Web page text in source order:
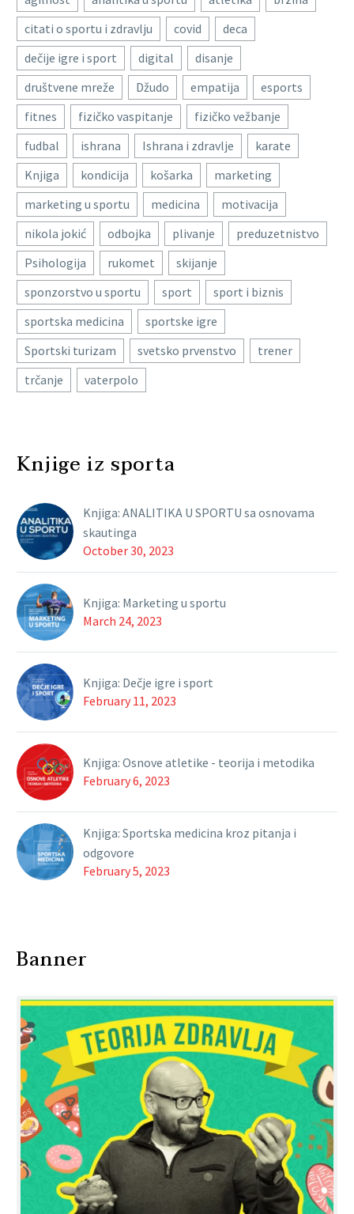
citati o sportu i zdravlju
covid
deca
dečije igre i sport
digital
disanje
društvene mreže
Džudo empatija
esports
fitnes
fizičko vaspitanje
fizičko vežbanje
fudbal
ishrana Ishrana i zdravlje
karate
Knjiga
kondicija košarka
marketing
marketing u sportu
medicina
motivacija
nikola jokić
odbojka plivanje
preduzetnistvo
Psihologija
rukomet
skijanje
sponzorstvo u sportu
sport
sport i biznis
sportska medicina
sportske igre
Sportski turizam
svetsko prvenstvo
trener
trčanje
vaterpolo
Knjige iz sporta
Knjiga: ANALITIKA U SPORTU sa osnovama
skautinga
October 30, 2023
Knjiga: Marketing u sportu
March 24, 2023
Knjiga: Dečje igre i sport
February 11, 2023
Knjiga: Osnove atletike - teorija i metodika
February 6, 2023
Knjiga: Sportska medicina kroz pitanja i
odgovore
February 5, 2023
Banner